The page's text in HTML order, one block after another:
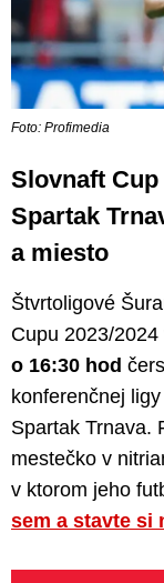
Foto: Profimedia
Slovnaft
Spartak
a miesto
Štvrtoligové
Cupu 2023/2024
o 16:30 hod
konferenčnej
Spartak Trnava.
mestečko v
v ktorom jeho
sem a stavte si